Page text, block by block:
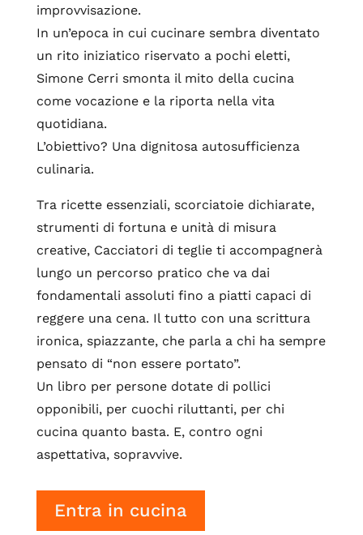
improvvisazione.
In un’epoca in cui cucinare sembra diventato
un rito iniziatico riservato a pochi eletti,
Simone Cerri smonta il mito della cucina
come vocazione e la riporta nella vita
quotidiana.
L’obiettivo? Una dignitosa autosufficienza
culinaria.
Tra ricette essenziali, scorciatoie dichiarate,
strumenti di fortuna e unità di misura
creative, Cacciatori di teglie ti accompagnerà
lungo un percorso pratico che va dai
fondamentali assoluti fino a piatti capaci di
reggere una cena. Il tutto con una scrittura
ironica, spiazzante, che parla a chi ha sempre
pensato di “non essere portato”.
Un libro per persone dotate di pollici
opponibili, per cuochi riluttanti, per chi
cucina quanto basta. E, contro ogni
aspettativa, sopravvive.
Entra in cucina